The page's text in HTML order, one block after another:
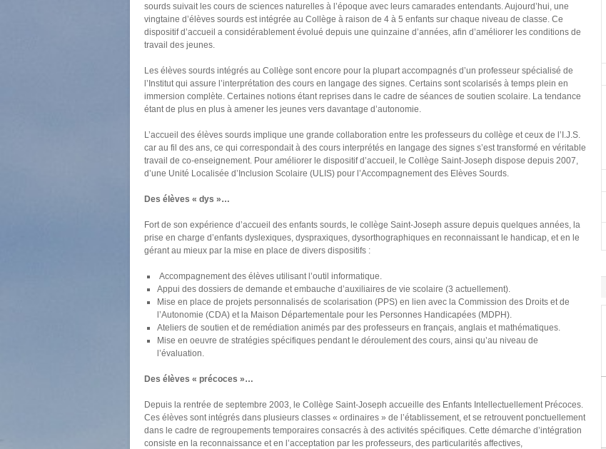
sourds suivait les cours de sciences naturelles à l’époque avec leurs camarades entendants. Aujourd’hui, une
vingtaine d’élèves sourds est intégrée au Collège à raison de 4 à 5 enfants sur chaque niveau de classe. Ce
dispositif d’accueil a considérablement évolué depuis une quinzaine d’années, afin d’améliorer les conditions de
travail des jeunes.
Les élèves sourds intégrés au Collège sont encore pour la plupart accompagnés d’un professeur spécialisé de
l’Institut qui assure l’interprétation des cours en langage des signes. Certains sont scolarisés à temps plein en
immersion complète. Certaines notions étant reprises dans le cadre de séances de soutien scolaire. La tendance
étant de plus en plus à amener les jeunes vers davantage d’autonomie.
L’accueil des élèves sourds implique une grande collaboration entre les professeurs du collège et ceux de l’I.J.S.
car au fil des ans, ce qui correspondait à des cours interprétés en langage des signes s’est transformé en véritable
travail de co-enseignement. Pour améliorer le dispositif d’accueil, le Collège Saint-Joseph dispose depuis 2007,
d’une Unité Localisée d’Inclusion Scolaire (ULIS) pour l’Accompagnement des Elèves Sourds.
Des élèves « dys »…
Fort de son expérience d’accueil des enfants sourds, le collège Saint-Joseph assure depuis quelques années, la
prise en charge d’enfants dyslexiques, dyspraxiques, dysorthographiques en reconnaissant le handicap, et en le
gérant au mieux par la mise en place de divers dispositifs :
Accompagnement des élèves utilisant l’outil informatique.
Appui des dossiers de demande et embauche d’auxiliaires de vie scolaire (3 actuellement).
Mise en place de projets personnalisés de scolarisation (PPS) en lien avec la Commission des Droits et de
l’Autonomie (CDA) et la Maison Départementale pour les Personnes Handicapées (MDPH).
Ateliers de soutien et de remédiation animés par des professeurs en français, anglais et mathématiques.
Mise en oeuvre de stratégies spécifiques pendant le déroulement des cours, ainsi qu’au niveau de
l’évaluation.
Des élèves « précoces »…
Depuis la rentrée de septembre 2003, le Collège Saint-Joseph accueille des Enfants Intellectuellement Précoces.
Ces élèves sont intégrés dans plusieurs classes « ordinaires » de l’établissement, et se retrouvent ponctuellement
dans le cadre de regroupements temporaires consacrés à des activités spécifiques. Cette démarche d’intégration
consiste en la reconnaissance et en l’acceptation par les professeurs, des particularités affectives,